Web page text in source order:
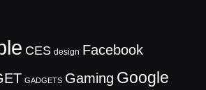
CES design Facebook
GADGETS Gaming Google